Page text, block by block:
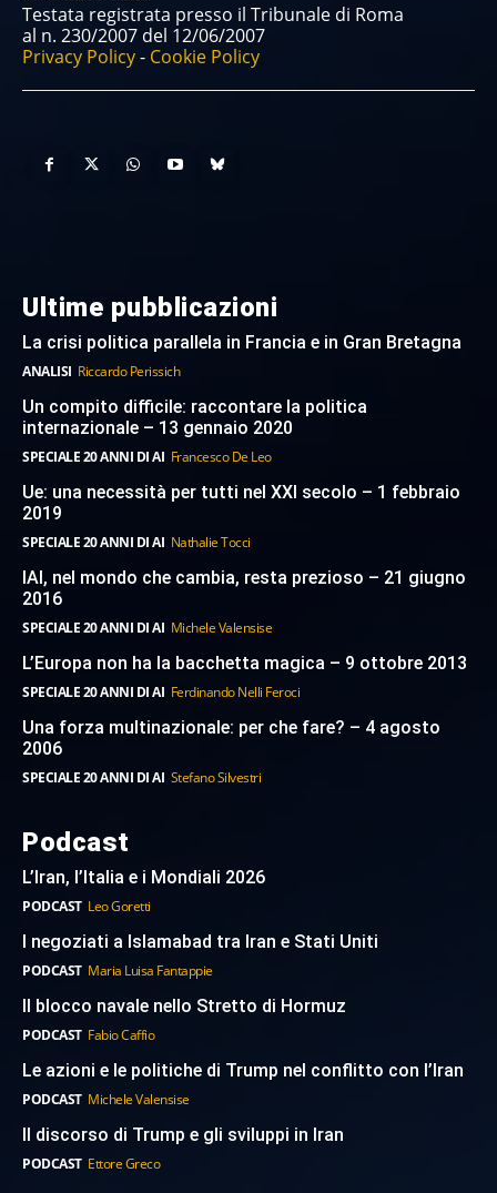
Testata registrata presso il Tribunale di Roma
al n. 230/2007 del 12/06/2007
Privacy Policy- Cookie Policy
Ultime pubblicazioni
La crisi politica parallela in Francia e in Gran Bretagna
ANALISI Riccardo Perissich
Un compito difficile: raccontare la politica
internazionale – 13 gennaio 2020
SPECIALE 20 ANNI DI AI Francesco De Leo
Ue: una necessità per tutti nel XXI secolo – 1 febbraio
2019
SPECIALE 20 ANNI DI AI Nathalie Tocci
IAI, nel mondo che cambia, resta prezioso – 21 giugno
2016
SPECIALE 20 ANNI DI AI Michele Valensise
L’Europa non ha la bacchetta magica – 9 ottobre 2013
SPECIALE 20 ANNI DI AI Ferdinando Nelli Feroci
Una forza multinazionale: per che fare? – 4 agosto
2006
SPECIALE 20 ANNI DI AI Stefano Silvestri
Podcast
L’Iran, l’Italia e i Mondiali 2026
PODCAST Leo Goretti
I negoziati a Islamabad tra Iran e Stati Uniti
PODCAST Maria Luisa Fantappie
Il blocco navale nello Stretto di Hormuz
PODCAST Fabio Caffio
Le azioni e le politiche di Trump nel conflitto con l’Iran
PODCAST Michele Valensise
Il discorso di Trump e gli sviluppi in Iran
PODCAST Ettore Greco